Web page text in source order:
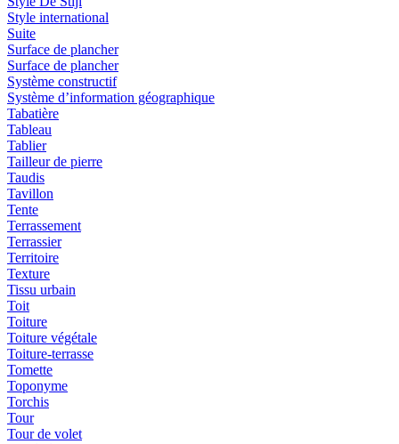
Style international
Suite
Surface de plancher
Surface de plancher
Système constructif
Système d’information géographique
Tabatière
Tableau
Tablier
Tailleur de pierre
Taudis
Tavillon
Tente
Terrassement
Terrassier
Territoire
Texture
Tissu urbain
Toit
Toiture
Toiture végétale
Toiture-terrasse
Tomette
Toponyme
Torchis
Tour
Tour de volet